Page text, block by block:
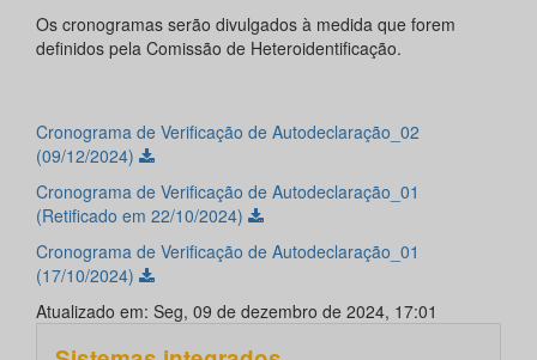
Os cronogramas serão divulgados à medida que forem
definidos pela Comissão de Heteroidentificação.
Cronograma de Verificação de Autodeclaração_02
(09/12/2024)
Cronograma de Verificação de Autodeclaração_01
(Retificado em 22/10/2024)
Cronograma de Verificação de Autodeclaração_01
(17/10/2024)
Atualizado em: Seg, 09 de dezembro de 2024, 17:01